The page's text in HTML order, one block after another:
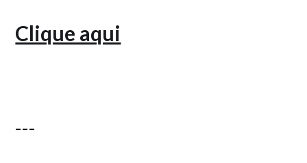
Clique aqui
---